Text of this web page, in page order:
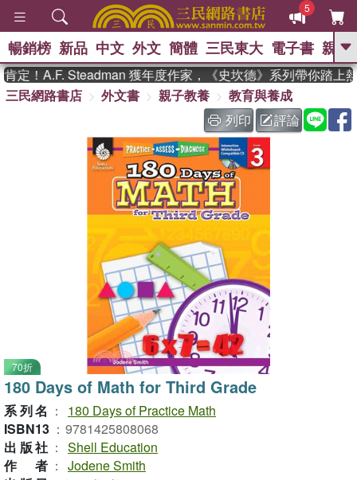
5
GO
熱搜： 東野圭吾 、 The Odyssey
、 如果歷史是一群喵 、 暑期
國際布克獎 臺灣漫遊錄 、 方
念華 、 台灣的李登輝時代
孩：黎曼猜想 、 偉大的迷走神經
暢銷榜 新品 中文 外文 簡體 三民東大 電子書 親子
！A.F. Steadman 獲年度作家，《史坎德》系列帶你踏上熱
三民網路書店
外文書 親子教養
教育與養成
列印
評論
70折
180 Days of Math for Third Grade
系列名 ：
180 Days of Practice Math
ISBN13 ： 9781425808068
出版社 ： Shell Education
作者 ： Jodene Smith